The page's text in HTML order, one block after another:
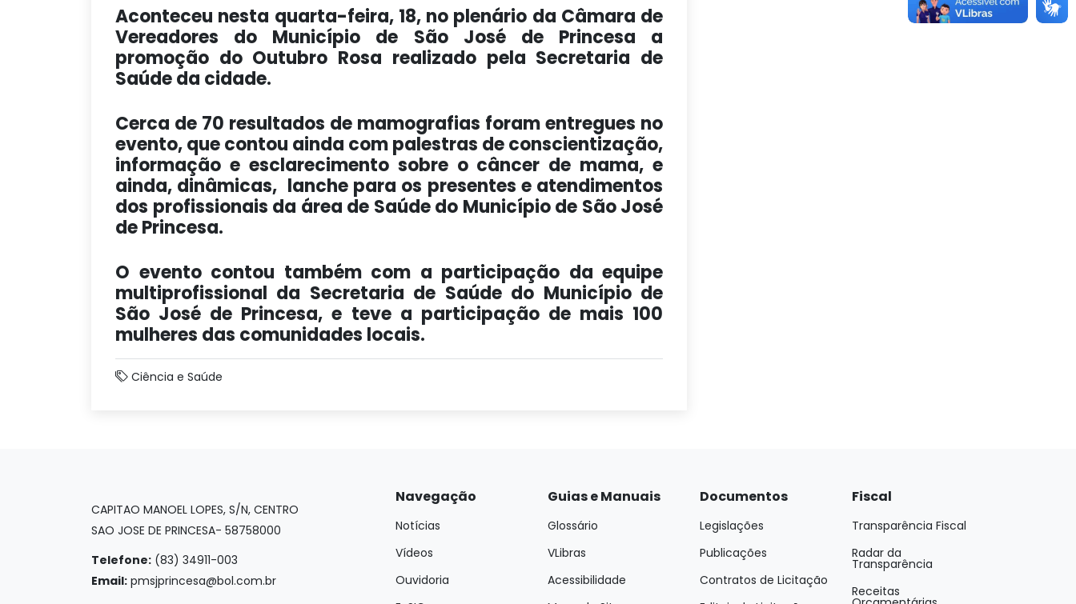
Aconteceu nesta quarta-feira, 18, no plenário da Câmara de
Vereadores do Município de São José de Princesa a
promoção do Outubro Rosa realizado pela Secretaria de
Saúde da cidade.
Cerca de 70 resultados de mamografias foram entregues no
evento, que contou ainda com palestras de conscientização,
informação e esclarecimento sobre o câncer de mama, e
ainda, dinâmicas, lanche para os presentes e atendimentos
dos profissionais da área de Saúde do Município de São José
de Princesa.
O evento contou também com a participação da equipe
multiprofissional da Secretaria de Saúde do Município de
São José de Princesa, e teve a participação de mais 100
mulheres das comunidades locais.
Ciência e Saúde
CAPITAO MANOEL LOPES, S/N, CENTRO
SAO JOSE DE PRINCESA- 58758000
Telefone: (83) 34911-003
Email: pmsjprincesa@bol.com.br
Navegação
Notícias
Vídeos
Ouvidoria
Guias e Manuais
Glossário
VLibras
Acessibilidade
Documentos
Legislações
Publicações
Contratos de Licitação
Fiscal
Transparência Fiscal
Radar da
Transparência
Receitas